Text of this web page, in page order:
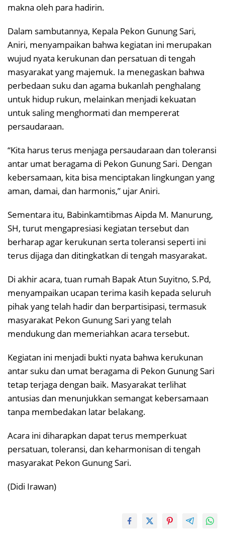
makna oleh para hadirin.
Dalam sambutannya, Kepala Pekon Gunung Sari,
Aniri, menyampaikan bahwa kegiatan ini merupakan
wujud nyata kerukunan dan persatuan di tengah
masyarakat yang majemuk. Ia menegaskan bahwa
perbedaan suku dan agama bukanlah penghalang
untuk hidup rukun, melainkan menjadi kekuatan
untuk saling menghormati dan mempererat
persaudaraan.
“Kita harus terus menjaga persaudaraan dan toleransi
antar umat beragama di Pekon Gunung Sari. Dengan
kebersamaan, kita bisa menciptakan lingkungan yang
aman, damai, dan harmonis,” ujar Aniri.
Sementara itu, Babinkamtibmas Aipda M. Manurung,
SH, turut mengapresiasi kegiatan tersebut dan
berharap agar kerukunan serta toleransi seperti ini
terus dijaga dan ditingkatkan di tengah masyarakat.
Di akhir acara, tuan rumah Bapak Atun Suyitno, S.Pd,
menyampaikan ucapan terima kasih kepada seluruh
pihak yang telah hadir dan berpartisipasi, termasuk
masyarakat Pekon Gunung Sari yang telah
mendukung dan memeriahkan acara tersebut.
Kegiatan ini menjadi bukti nyata bahwa kerukunan
antar suku dan umat beragama di Pekon Gunung Sari
tetap terjaga dengan baik. Masyarakat terlihat
antusias dan menunjukkan semangat kebersamaan
tanpa membedakan latar belakang.
Acara ini diharapkan dapat terus memperkuat
persatuan, toleransi, dan keharmonisan di tengah
masyarakat Pekon Gunung Sari.
(Didi Irawan)